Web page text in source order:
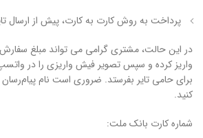
پرداخت به روش کارت به کارت، پیش از ارسال
در این حالت، مشتری گرامی می تواند مبلغ سفارش
واریز کرده و سپس تصویر فیش واریزی را در واتسپ
برای حامی تایر بفرستد. ضروری است نام پیام‌رسان
کنید‌.
شماره کارت بانک ملت: